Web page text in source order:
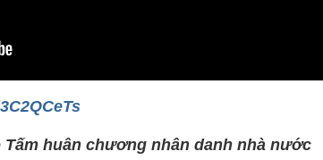
Tấm huân chương nhân danh nhà nước